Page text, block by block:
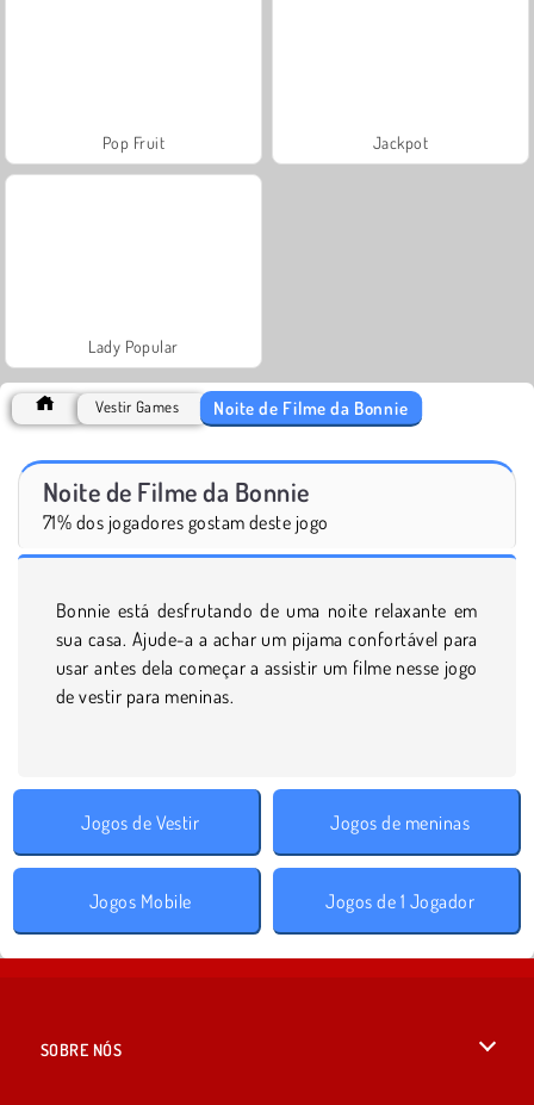
Pop Fruit Jackpot
Lady Popular
Vestir Games Noite de Filme da Bonnie
Noite de Filme da Bonnie
71% dos jogadores gostam deste jogo
Bonnie está desfrutando de uma noite relaxante em
sua casa. Ajude-a a achar um pijama confortável para
usar antes dela começar a assistir um filme nesse jogo
de vestir para meninas.
Jogos de Vestir Jogos de meninas
Jogos Mobile Jogos de 1 Jogador
SOBRE NÓS